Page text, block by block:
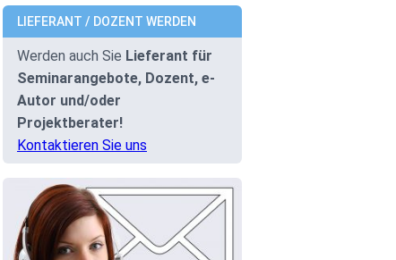
LIEFERANT / DOZENT WERDEN
Werden auch Sie Lieferant für
Seminarangebote, Dozent, e-
Autor und/oder
Projektberater!
Kontaktieren Sie uns